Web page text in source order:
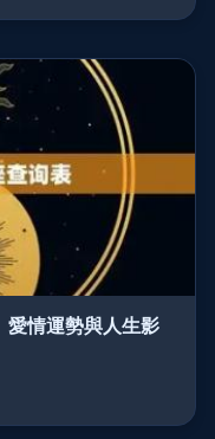
愛情運勢與人生影